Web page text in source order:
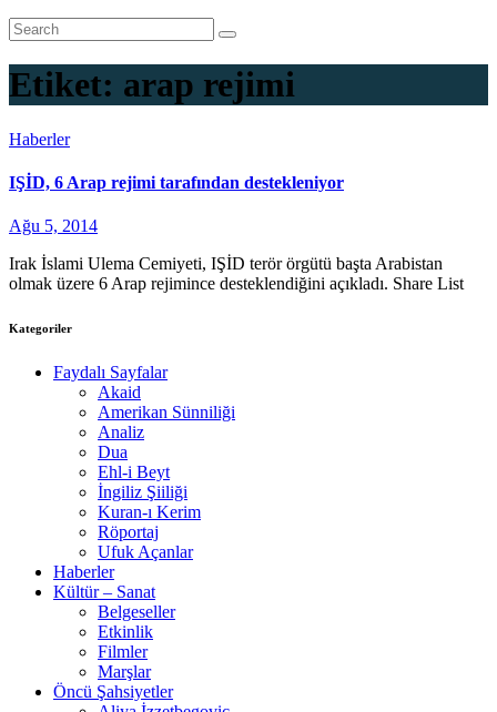
Etiket: arap rejimi
Haberler
IŞİD, 6 Arap rejimi tarafından destekleniyor
Ağu 5, 2014
Irak İslami Ulema Cemiyeti, IŞİD terör örgütü başta Arabistan
olmak üzere 6 Arap rejimince desteklendiğini açıkladı. Share List
Kategoriler
Faydalı Sayfalar
Akaid
Amerikan Sünniliği
Analiz
Dua
Ehl-i Beyt
İngiliz Şiiliği
Kuran-ı Kerim
Röportaj
Ufuk Açanlar
Haberler
Kültür – Sanat
Belgeseller
Etkinlik
Filmler
Marşlar
Öncü Şahsiyetler